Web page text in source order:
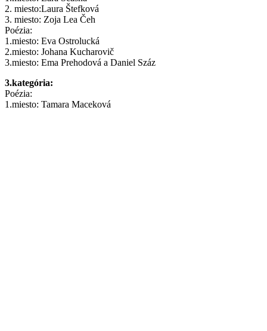
2. miesto:Laura Štefková
3. miesto: Zoja Lea Čeh
Poézia:
1.miesto: Eva Ostrolucká
2.miesto: Johana Kucharovič
3.miesto: Ema Prehodová a Daniel Száz
3.kategória:
Poézia:
1.miesto: Tamara Maceková